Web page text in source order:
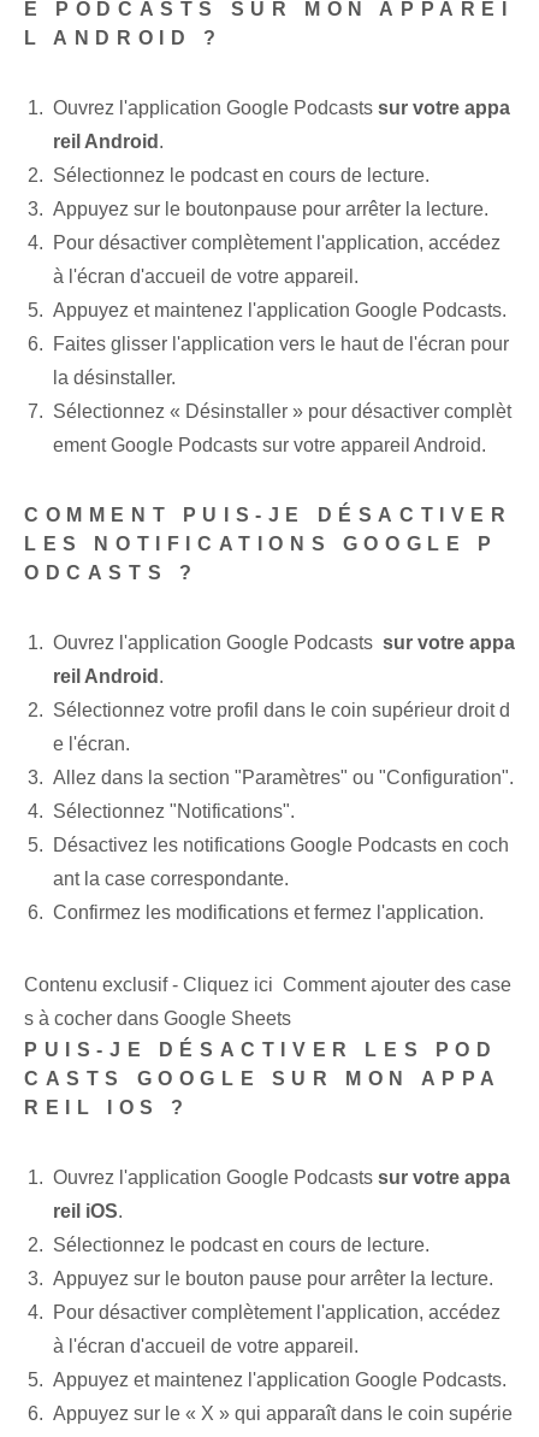
E PODCASTS SUR MON APPAREI
L ANDROID ?
Ouvrez l'application Google Podcasts sur votre appa
reil Android .
Sélectionnez le podcast en cours de lecture.​
Appuyez sur le bouton⁢pause‌ pour arrêter la lecture.
Pour désactiver complètement l'application, accédez
à l'écran d'accueil de votre appareil.
Appuyez et maintenez l'application Google Podcasts.
Faites glisser l'application vers le haut de l'écran pour
la désinstaller.
Sélectionnez « Désinstaller » pour désactiver complèt
ement Google Podcasts sur votre appareil Android.
COMMENT PUIS-JE DÉSACTIVER
LES NOTIFICATIONS GOOGLE P
ODCASTS ?
Ouvrez l'application Google Podcasts ⁢ sur votre appa
reil Android .
Sélectionnez votre profil dans le coin supérieur droit d
e l'écran.
Allez dans la section "Paramètres" ou "Configuration".
Sélectionnez "Notifications".
Désactivez les notifications Google Podcasts en coch
ant la case correspondante.
Confirmez les modifications et fermez l'application.
Contenu exclusif - Cliquez ici Comment ajouter des case
s à cocher dans Google Sheets
PUIS-JE DÉSACTIVER LES POD
CASTS GOOGLE‌ SUR MON APPA
REIL IOS ?
Ouvrez l'application Google Podcasts sur votre appa
reil iOS.
Sélectionnez ⁤le podcast en cours de lecture.
Appuyez sur le bouton pause pour arrêter la lecture.
Pour désactiver complètement l'application, accédez
à l'écran d'accueil de votre appareil.
Appuyez et maintenez l'application Google Podcasts.
Appuyez sur le « X » qui apparaît dans le coin supérie